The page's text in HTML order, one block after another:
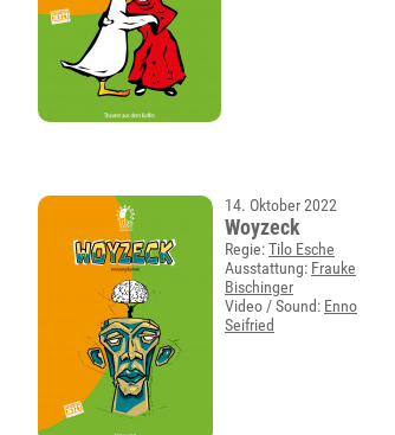
14. Oktober 2022
Woyzeck
Regie:Tilo Esche
Ausstattung: Frauke
Bischinger
Video / Sound: Enno
Seifried